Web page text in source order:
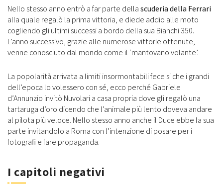
Nello stesso anno entrò a far parte dellascuderia della Ferrari
alla quale regalò la prima vittoria, e diede addio alle moto
cogliendo gli ultimi successi a bordo della sua Bianchi 350.
L’anno successivo, grazie alle numerose vittorie ottenute,
venne conosciuto dal mondo come il ‘mantovano volante’.
La popolarità arrivata a limiti insormontabili fece si che i grandi
dell’epoca lo volessero con sé, ecco perché Gabriele
d’Annunzio invitò Nuvolari a casa propria dove gli regalò una
tartaruga d’oro dicendo che l’animale più lento doveva andare
al pilota più veloce. Nello stesso anno anche il Duce ebbe la sua
parte invitandolo a Roma con l’intenzione di posare per i
fotografi e fare propaganda.
I capitoli negativi